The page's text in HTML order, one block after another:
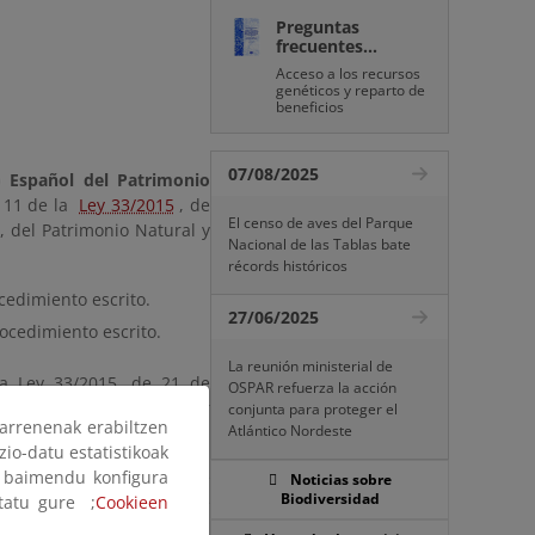
del Patrimonio
de la Ley 33/2015 , de
del Patrimonio Natural y
escrito.
escrito.
Ley 33/2015, de 21 de
. Tiene un carácter
natural, ya que
realizado de
Preguntas
frecuentes...
Acceso a los recursos
genéticos y reparto de
beneficios
07/08/2025
El censo de aves del Parque
Nacional de las Tablas bate
récords históricos
27/06/2025
La reunión ministerial de
OSPAR refuerza la acción
conjunta para proteger el
Atlántico Nordeste
Noticias sobre
Biodiversidad
erabiltzen
datu estatistikoak
konfigura
gure ;Cookieen